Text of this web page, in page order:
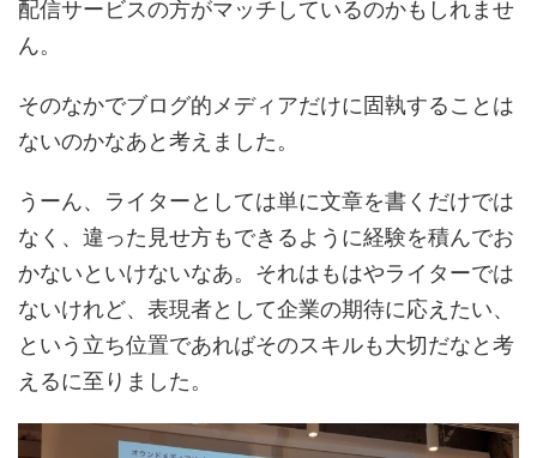
配信サービスの方がマッチしているのかもしれませ
ん。
そのなかでブログ的メディアだけに固執することは
ないのかなあと考えました。
うーん、ライターとしては単に文章を書くだけでは
なく、違った見せ方もできるように経験を積んでお
かないといけないなあ。それはもはやライターでは
ないけれど、表現者として企業の期待に応えたい、
という立ち位置であればそのスキルも大切だなと考
えるに至りました。